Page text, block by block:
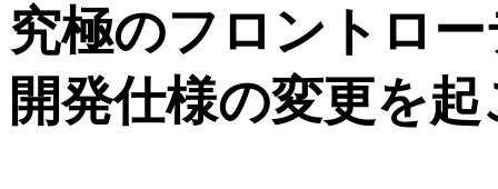
究極のフロントロ
開発仕様の変更を